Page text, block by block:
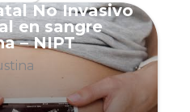
No Invasivo
en sangre
– NIPT